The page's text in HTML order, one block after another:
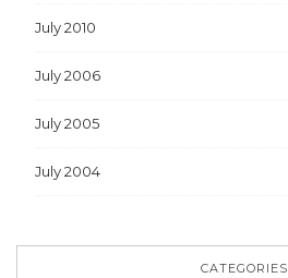
July 2010
July 2006
July 2005
July 2004
CATEGORIES